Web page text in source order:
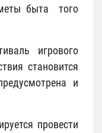
быта того
игрового
становится
и
провести